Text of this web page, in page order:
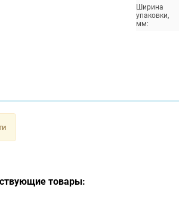
Ширина
упаковки,
мм:
товары: